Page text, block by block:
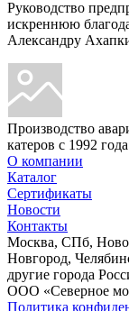
Руководство
искреннюю
Александру
Производство
катеров с 1992 года
О компании
Каталог
Сертификаты
Новости
Контакты
Москва, СПб,
Новгород,
другие города
ООО «Северное
Политика